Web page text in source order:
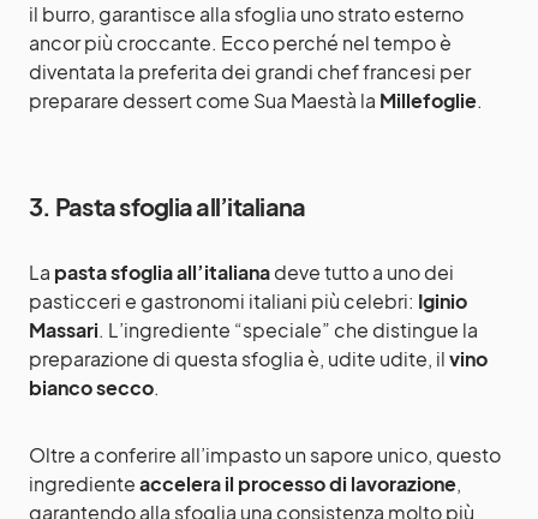
il burro, garantisce alla sfoglia uno strato esterno
ancor più croccante. Ecco perché nel tempo è
diventata la preferita dei grandi chef francesi per
preparare dessert come Sua Maestà la Millefoglie.
3. Pasta sfoglia all’italiana
La pasta sfoglia all’italianadeve tutto a uno dei
pasticceri e gastronomi italiani più celebri: Iginio
Massari. L’ingrediente “speciale” che distingue la
preparazione di questa sfoglia è, udite udite, ilvino
bianco secco.
Oltre a conferire all’impasto un sapore unico, questo
ingredienteaccelera il processo di lavorazione,
garantendo alla sfoglia una consistenza molto più